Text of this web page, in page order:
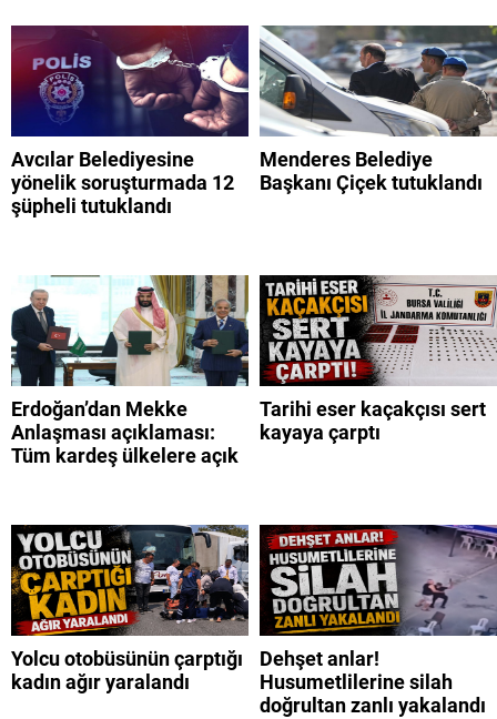
Avcılar Belediyesine
yönelik soruşturmada 12
şüpheli tutuklandı
Menderes Belediye
Başkanı Çiçek tutuklandı
Erdoğan’dan Mekke
Anlaşması açıklaması:
Tüm kardeş ülkelere açık
Tarihi eser kaçakçısı sert
kayaya çarptı
Yolcu otobüsünün çarptığı
kadın ağır yaralandı
Dehşet anlar!
Husumetlilerine silah
doğrultan zanlı yakalandı